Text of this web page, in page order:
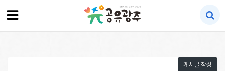
게시글 작성